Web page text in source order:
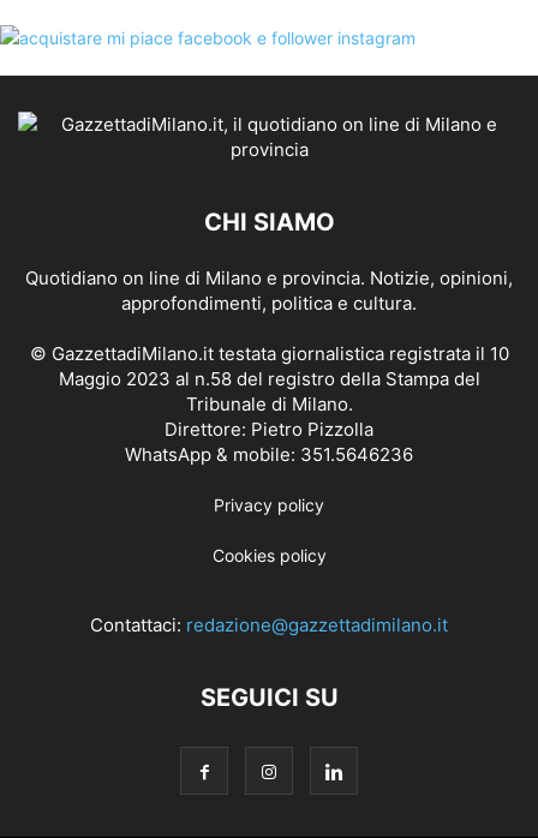
CHI SIAMO
Quotidiano on line di Milano e provincia. Notizie, opinioni,
approfondimenti, politica e cultura.
© GazzettadiMilano.it testata giornalistica registrata il 10
Maggio 2023 al n.58 del registro della Stampa del
Tribunale di Milano.
Direttore: Pietro Pizzolla
WhatsApp & mobile: 351.5646236
Privacy policy
Cookies policy
Contattaci: redazione@gazzettadimilano.it
SEGUICI SU